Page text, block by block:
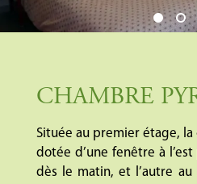
CHAMBRE
Située au premier étage,
dotée d’une fenêtre à
dès le matin, et l’autre